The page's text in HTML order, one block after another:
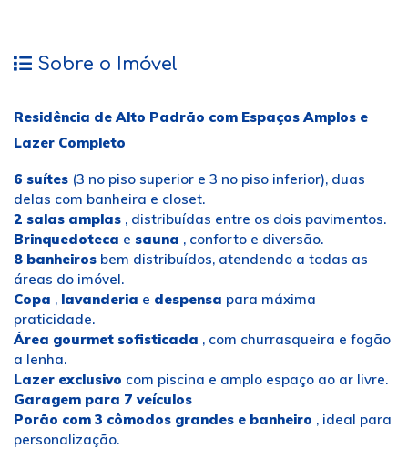
Sobre o Imóvel
Residência de Alto Padrão com Espaços Amplos e
Lazer Completo
6 suítes (3 no piso superior e 3 no piso inferior), duas
delas com banheira e closet.
2 salas amplas , distribuídas entre os dois pavimentos.
Brinquedoteca e sauna , conforto e diversão.
8 banheiros bem distribuídos, atendendo a todas as
áreas do imóvel.
Copa , lavanderia e despensa para máxima
praticidade.
Área gourmet sofisticada , com churrasqueira e fogão
a lenha.
Lazer exclusivo com piscina e amplo espaço ao ar livre.
Garagem para 7 veículos
Porão com 3 cômodos grandes e banheiro , ideal para
personalização.